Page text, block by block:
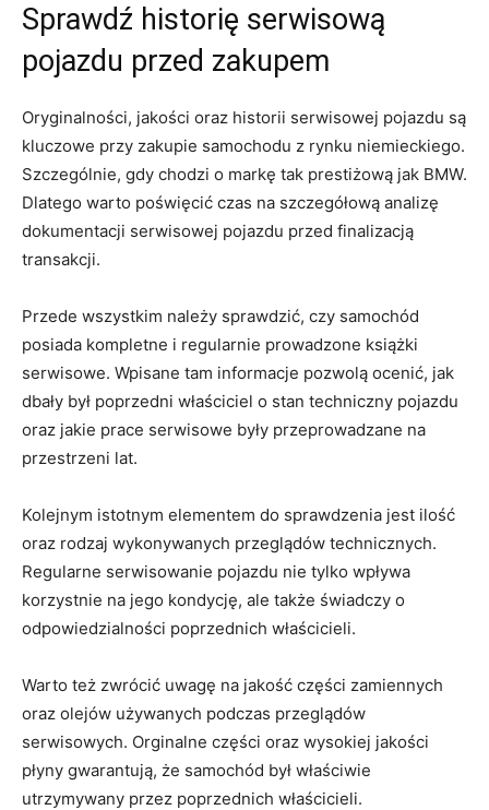
Sprawdź historię serwisową
‌pojazdu przed zakupem
Oryginalności, jakości oraz historii serwisowej pojazdu są
⁣kluczowe​ przy⁢ zakupie samochodu z rynku niemieckiego.
Szczególnie, gdy chodzi o markę tak prestiżową jak BMW.
Dlatego warto ​poświęcić czas ⁣na szczegółową analizę ​
dokumentacji serwisowej pojazdu przed finalizacją
⁣transakcji.
Przede wszystkim należy sprawdzić, czy samochód
posiada kompletne i regularnie prowadzone książki
serwisowe. Wpisane tam informacje pozwolą ocenić, jak
dbały był poprzedni właściciel o stan techniczny pojazdu
oraz jakie prace serwisowe były przeprowadzane na
przestrzeni‍ lat.
Kolejnym istotnym elementem do sprawdzenia ‍jest ilość
oraz rodzaj wykonywanych przeglądów technicznych.
Regularne serwisowanie pojazdu nie tylko wpływa
korzystnie na jego kondycję, ale także świadczy o
odpowiedzialności poprzednich właścicieli.
Warto ‍też zwrócić​ uwagę na⁤ jakość części zamiennych
oraz olejów używanych podczas przeglądów
serwisowych. Orginalne części oraz wysokiej jakości
płyny gwarantują,​ że samochód był właściwie
utrzymywany przez poprzednich właścicieli.